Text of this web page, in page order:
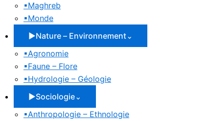
▪Maghreb
▪Monde
▶Nature – Environnement⌄
▪Agronomie
▪Faune – Flore
▪Hydrologie – Géologie
▶Sociologie⌄
▪Anthropologie – Ethnologie